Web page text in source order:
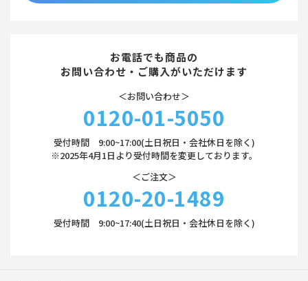
お電話でも商品の
お問い合わせ・ご購入がいただけます
＜お問い合わせ＞
0120-01-5050
受付時間 9:00~17:00(土日祝日・会社休日を除く)
※2025年4月1日より受付時間を変更しております。
＜ご注文＞
0120-20-1489
受付時間 9:00~17:40(土日祝日・会社休日を除く)